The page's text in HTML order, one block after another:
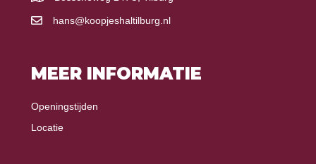
hans@koopjeshaltilburg.nl
MEER INFORMATIE
Openingstijden
Locatie